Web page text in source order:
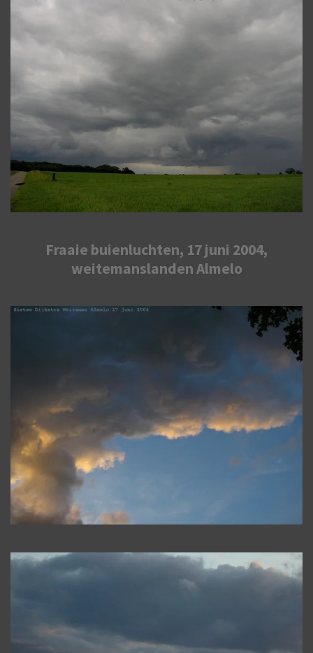
Fraaie buienluchten, 17 juni 2004,
weitemanslanden Almelo